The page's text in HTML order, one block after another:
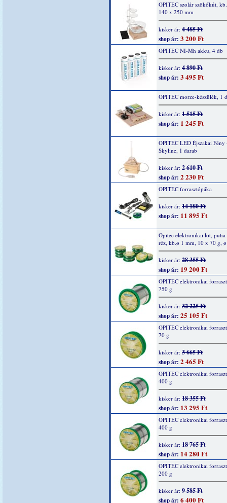
OPITEC szolár szökőkút,
140 x 250 mm
kisker ár: 4 485 Ft
shop ár: 3 200 Ft
OPITEC NI-Mh akku, 4 db
kisker ár: 4 890 Ft
shop ár: 3 495 Ft
OPITEC morze-készülék, 1
kisker ár: 1 515 Ft
shop ár: 1 245 Ft
OPITEC LED Éjszakai Fény
Skyline, 1 darab
kisker ár: 2 610 Ft
shop ár: 2 230 Ft
OPITEC forrasztópáka
kisker ár: 14 180 Ft
shop ár: 11 895 Ft
Opitec elektronikai lot, puha
réz, kb.ø 1 mm, 10 x 70 g,
kisker ár: 28 355 Ft
shop ár: 19 200 Ft
OPITEC elektronikai
750 g
kisker ár: 32 225 Ft
shop ár: 25 105 Ft
OPITEC elektronikai
70 g
kisker ár: 3 665 Ft
shop ár: 2 465 Ft
OPITEC elektronikai
400 g
kisker ár: 18 355 Ft
shop ár: 13 295 Ft
OPITEC elektronikai
400 g
kisker ár: 18 765 Ft
shop ár: 14 280 Ft
OPITEC elektronikai
200 g
kisker ár: 9 585 Ft
shop ár: 6 400 Ft